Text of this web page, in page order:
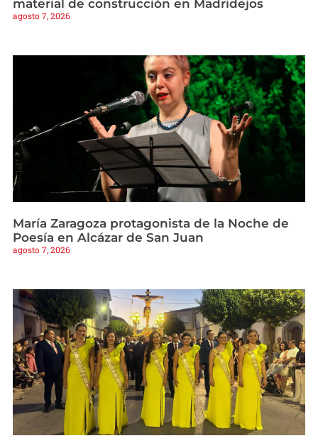
material de construcción en Madridejos
agosto 7, 2026
María Zaragoza protagonista de la Noche de
Poesía en Alcázar de San Juan
agosto 7, 2026